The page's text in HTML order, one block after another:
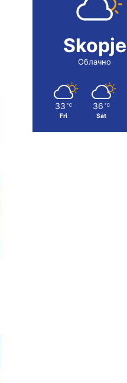
Skopje
Облачно
33 ℃
Fri
36 ℃
Sat